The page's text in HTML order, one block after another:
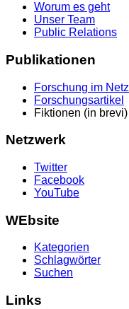
Worum es geht
Unser Team
Public Relations
Publikationen
Forschung im Netz
Forschungsartikel
Fiktionen (in brevi)
Netzwerk
Twitter
Facebook
YouTube
WEbsite
Kategorien
Schlagwörter
Suchen
Links